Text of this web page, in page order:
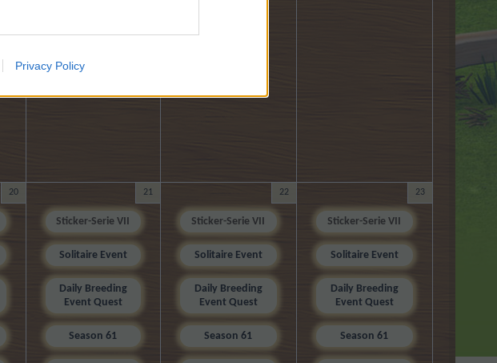
Privacy Policy
20 21
Sticker-Serie VII
Solitaire Event
Daily Breeding
Event Quest
Season 61
22
Sticker-Serie VII
Solitaire Event
Daily Breeding
Event Quest
Season 61
23
Sticker-Serie VII
Solitaire Event
Daily Breeding
Event Quest
Season 61